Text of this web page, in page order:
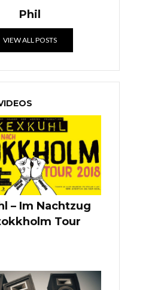
Phil
VIEW ALL POSTS
– Im Nachtzug
Tour